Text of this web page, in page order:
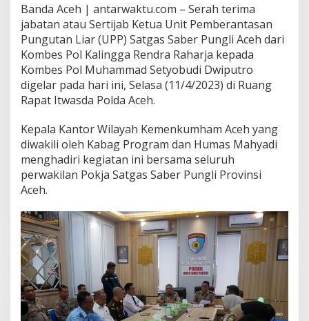
Banda Aceh | antarwaktu.com – Serah terima
jabatan atau Sertijab Ketua Unit Pemberantasan
Pungutan Liar (UPP) Satgas Saber Pungli Aceh dari
Kombes Pol Kalingga Rendra Raharja kepada
Kombes Pol Muhammad Setyobudi Dwiputro
digelar pada hari ini, Selasa (11/4/2023) di Ruang
Rapat Itwasda Polda Aceh.
Kepala Kantor Wilayah Kemenkumham Aceh yang
diwakili oleh Kabag Program dan Humas Mahyadi
menghadiri kegiatan ini bersama seluruh
perwakilan Pokja Satgas Saber Pungli Provinsi
Aceh.